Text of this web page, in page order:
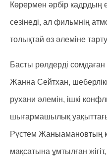
Көрермен әрбір кадрдың
сезінеді, ал фильмнің
толықтай өз әлеміне
Басты рөлдерді
Жанна Сейтхан,
рухани әлемін, ішкі
шығармашылық
Рүстем Жаныамановтың
мақсатына ұмтылған